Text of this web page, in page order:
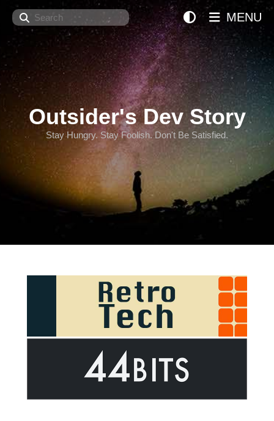
Search
Outsider's Dev Story
Stay Hungry. Stay Foolish. Don't Be Satisfied.
MENU